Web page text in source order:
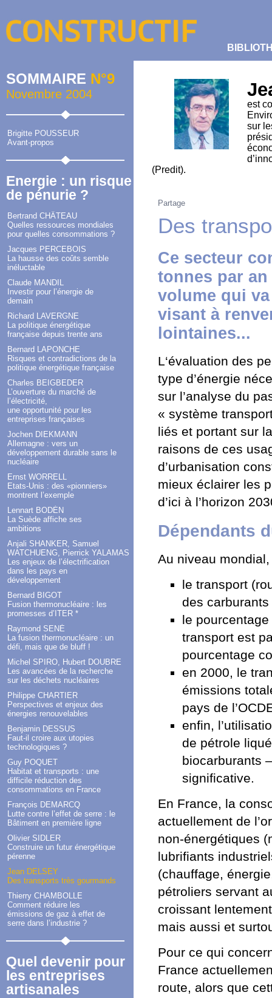
SOMMAIRE N°9
Novembre 2004
Brigitte POUSSEUR
Avant-propos
Energie : un risque
de pénurie ?
Bertrand CHÂTEAU
Quelles ressources mondiales
pour quelles consommations ?
Jacques PERCEBOIS
La hausse des coûts semble
inéluctable
Claude MANDIL
Investir pour l’énergie de
demain
Richard LAVERGNE
La politique énergétique
française depuis trente ans
Bernard LAPONCHE
Risques et contradictions de la
politique énergétique française
Charles BEIGBEDER
L’ouverture du marché de
l’électricité,
une opportunité pour les
entreprises françaises
Jochen DIEKMANN
Allemagne : vers un
développement durable sans le
nucléaire
Ernst WORRELL
Etats-Unis : des «pionniers»
montrent l’exemple
Lennart BODÉN
La Suède affiche ses
ambitions
Anjali SHANKER, Samuel
WATCHUENG, Pierrick YALAMAS
Les enjeux de l’électrification
dans les pays en
développement
Bernard BIGOT
Fusion thermonucléaire : les
promesses d’ITER *
Raymond SENÉ
La fusion thermonucléaire : un
défi, mais que de bluff !
Michel SPIRO, Hubert DOUBRE
Les avancées de la recherche
sur les déchets nucléaires
Philippe CHARTIER
Perspectives et enjeux des
énergies renouvelables
Benjamin DESSUS
Faut-il croire aux utopies
technologiques ?
Guy POQUET
Habitat et transports : une
difficile réduction des
consommations en France
François DEMARCQ
Lutte contre l’effet de serre : le
Bâtiment en première ligne
Olivier SIDLER
Construire un futur énergétique
pérenne
Jean DELSEY
Des transports très gourmands
Thierry CHAMBOLLE
Comment réduire les
émissions de gaz à effet de
serre dans l’industrie ?
Quel devenir pour
les entreprises
artisanales
est
sur
(Predit).
Partage
Des
Ce secteur
tonnes par
volume qui
visant à
lointaines...
L‘évaluation des
type d’énergie
sur l’analyse du
« système
liés et portant sur
raisons de ces
d’urbanisation
mieux éclairer les
d’ici à l’horizon
Dépendants
Au niveau
le transport
des
le
transport est
pourcentage
en 2000, le
émissions
pays de
enfin,
de pétrole
biocarburants
significative.
En France, la
actuellement de
non-énergétiques
lubrifiants
(chauffage,
pétroliers servant
croissant
mais aussi et
Pour ce qui
France
route, alors que